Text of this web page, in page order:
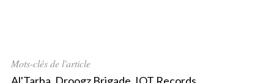
Mots-clés de l'article